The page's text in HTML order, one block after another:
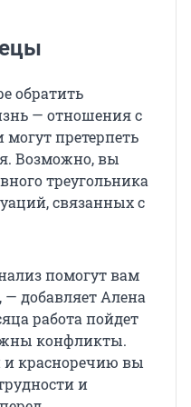
обратить
— отношения с
претерпеть
Возможно, вы
треугольника
связанных с
помогут вам
добавляет Алена
работа пойдет
конфликты.
и красноречию вы
и